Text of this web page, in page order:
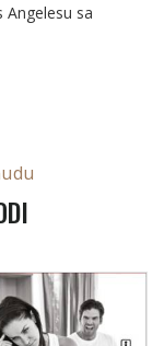
sa